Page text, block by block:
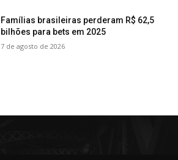
Famílias brasileiras perderam R$ 62,5
bilhões para bets em 2025
7 de agosto de 2026